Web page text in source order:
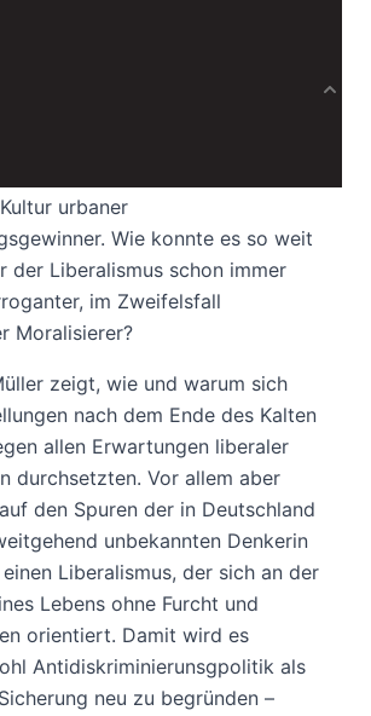
urbaner
Wie konnte es so weit
der Liberalismus schon immer
im Zweifelsfall
Moralisierer?
zeigt, wie und warum sich
nach dem Ende des Kalten
allen Erwartungen liberaler
durchsetzten. Vor allem aber
den Spuren der in Deutschland
unbekannten Denkerin
Liberalismus, der sich an der
Lebens ohne Furcht und
orientiert. Damit wird es
Antidiskriminierunsgpolitik als
neu zu begründen –